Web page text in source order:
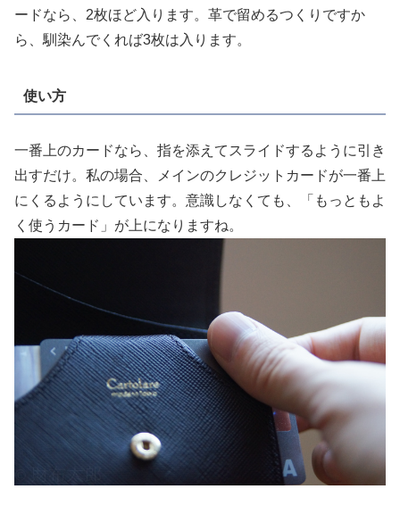
ードなら、2枚ほど入ります。革で留めるつくりですか
ら、馴染んでくれば3枚は入ります。
使い方
一番上のカードなら、指を添えてスライドするように引き
出すだけ。私の場合、メインのクレジットカードが一番上
にくるようにしています。意識しなくても、「もっともよ
く使うカード」が上になりますね。